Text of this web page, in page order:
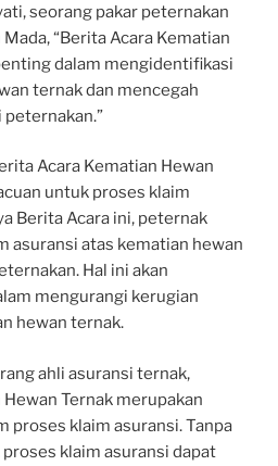
seorang pakar peternakan
“Berita Acara Kematian
dalam mengidentifikasi
ternak dan mencegah
Acara Kematian Hewan
untuk proses klaim
Berita Acara ini, peternak
asuransi atas kematian hewan
Hal ini akan
mengurangi kerugian
hewan ternak.
ahli asuransi ternak,
Ternak merupakan
proses klaim asuransi. Tanpa
klaim asuransi dapat